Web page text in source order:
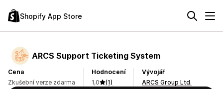
Shopify App Store
ARCS Support Ticketing System
Cena
Zkušební verze zdarma
Hodnocení
1,0
(1)
Vývojář
ARCS Group Ltd.